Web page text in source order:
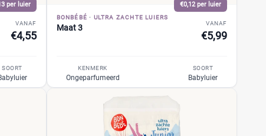
per luier
VANAF
€4,55
SOORT
€0,12 per luier
BONBÉBÉ · ULTRA ZACHTE LUIERS
Maat 3 VANAF
€5,99
KENMERK
Ongeparfumeerd
SOORT
Babyluier